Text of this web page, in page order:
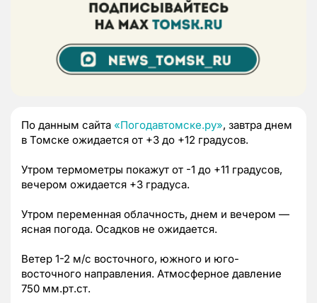
По данным сайта «Погодавтомске.ру», завтра днем
в Томске ожидается от +3 до +12 градусов.
Утром термометры покажут от -1 до +11 градусов,
вечером ожидается +3 градуса.
Утром переменная облачность, днем и вечером —
ясная погода. Осадков не ожидается.
Ветер 1-2 м/с восточного, южного и юго-
восточного направления. Атмосферное давление
750 мм.рт.ст.